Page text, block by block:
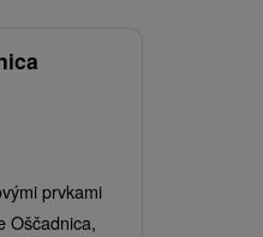
prvkami
Oščadnica,